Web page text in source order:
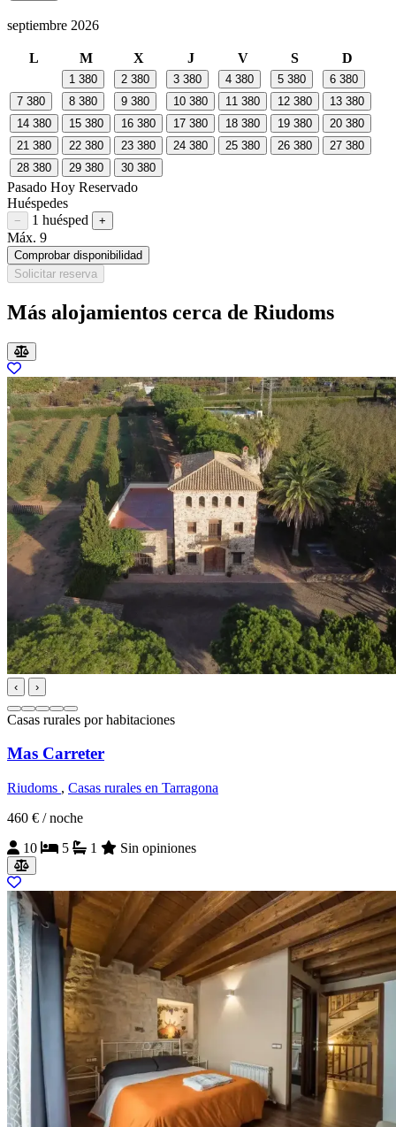
septiembre 2026
L M X J V S D
1 380 2 380 3 380 4 380 5 380 6 380
7 380 8 380 9 380 10 380 11 380 12 380 13 380
14 380 15 380 16 380 17 380 18 380 19 380 20 380
21 380 22 380 23 380 24 380 25 380 26 380 27 380
28 380 29 380 30 380
Pasado Hoy Reservado
Huéspedes
Restar huésped
− 1 huésped Sumar huésped
+
Máx. 9
Comprobar disponibilidad
Solicitar reserva
Más alojamientos cerca de Riudoms
‹ ›
Casas rurales por habitaciones
Mas Carreter
Riudoms , Casas rurales en Tarragona
460 € / noche
10
5 1 Sin opiniones